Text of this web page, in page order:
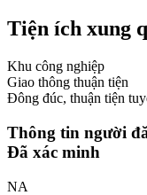
Tiện ích xung
Khu công nghiệp
Giao thông thuận tiện
Đông đúc, thuận tiện
Thông tin người
Đã xác minh
NA